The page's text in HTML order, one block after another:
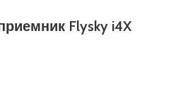
Flysky i4X